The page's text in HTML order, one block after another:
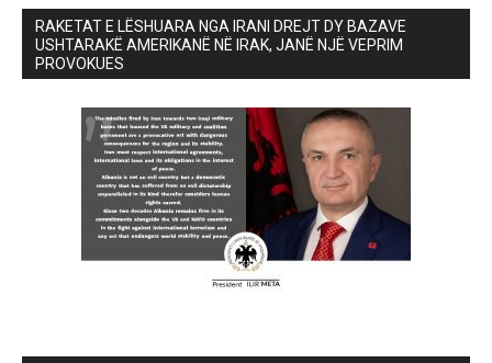
RAKETAT E LËSHUARA NGA IRANI DREJT DY BAZAVE
USHTARAKË AMERIKANË NË IRAK, JANË NJË VEPRIM
PROVOKUES